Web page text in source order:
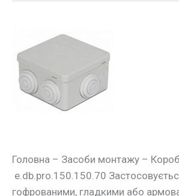
Головна – Засоби монтажу –
e.db.pro.150.150.70
гофрованими, гладкими або
коробка
e.db.pro.150.150.70